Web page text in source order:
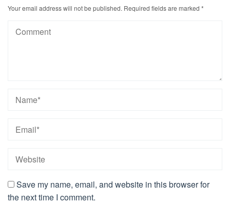
Your email address will not be published. Required fields are marked *
Save my name, email, and website in this browser for
the next time I comment.